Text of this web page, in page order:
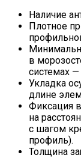
Наличие
Плотное
в
системах
Укладка
длине
Фиксация
на
с шагом
профиль).
Толщина